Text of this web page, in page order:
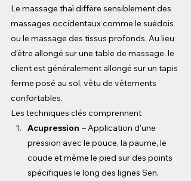
Le massage thaï diffère sensiblement des
massages occidentaux comme le suédois
ou le massage des tissus profonds. Au lieu
d'être allongé sur une table de massage, le
client est généralement allongé sur un tapis
ferme posé au sol, vêtu de vêtements
confortables.
Les techniques clés comprennent
Acupression – Application d’une
pression avec le pouce, la paume, le
coude et même le pied sur des points
spécifiques le long des lignes Sen.